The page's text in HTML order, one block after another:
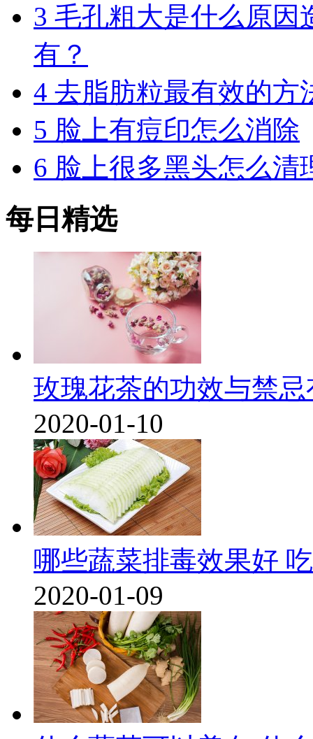
3 毛孔粗大是什么原因
有？
4 去脂肪粒最有效的方
5 脸上有痘印怎么消除
6 脸上很多黑头怎么清
每日精选
玫瑰花茶的功效与禁
2020-01-10
哪些蔬菜排毒效果好
2020-01-09